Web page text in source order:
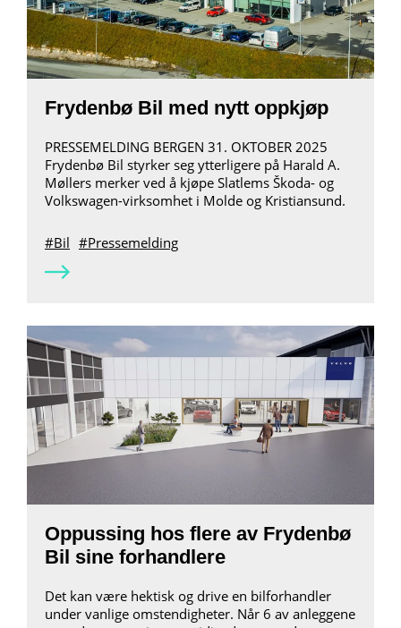
Frydenbø Bil med nytt oppkjøp
PRESSEMELDING BERGEN 31. OKTOBER 2025
Frydenbø Bil styrker seg ytterligere på Harald A.
Møllers merker ved å kjøpe Slatlems Škoda- og
Volkswagen-virksomhet i Molde og Kristiansund.
Bil Pressemelding
Oppussing hos flere av Frydenbø
Bil sine forhandlere
Det kan være hektisk og drive en bilforhandler
under vanlige omstendigheter. Når 6 av anleggene